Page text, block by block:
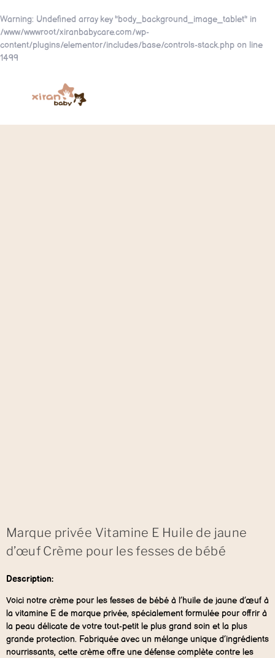
Warning: Undefined array key "body_background_image_tablet" in
/www/wwwroot/xiranbabycare.com/wp-
content/plugins/elementor/includes/base/controls-stack.php on line
1499
Marque privée Vitamine E Huile de jaune
d’œuf Crème pour les fesses de bébé
Description:
Voici notre crème pour les fesses de bébé à l’huile de jaune d’œuf à
la vitamine E de marque privée, spécialement formulée pour offrir à
la peau délicate de votre tout-petit le plus grand soin et la plus
grande protection. Fabriquée avec un mélange unique d’ingrédients
nourrissants, cette crème offre une défense complète contre les